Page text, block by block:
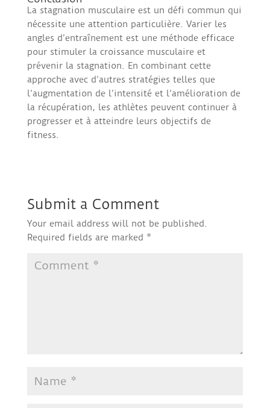
La stagnation musculaire est un défi commun qui
nécessite une attention particulière. Varier les
angles d’entraînement est une méthode efficace
pour stimuler la croissance musculaire et
prévenir la stagnation. En combinant cette
approche avec d’autres stratégies telles que
l’augmentation de l’intensité et l’amélioration de
la récupération, les athlètes peuvent continuer à
progresser et à atteindre leurs objectifs de
fitness.
Submit a Comment
Your email address will not be published.
Required fields are marked *